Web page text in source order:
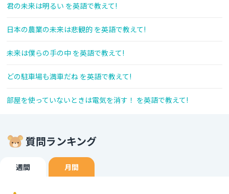
君の未来は明るい を英語で教えて!
日本の農業の未来は悲観的 を英語で教えて!
未来は僕らの手の中 を英語で教えて!
どの駐車場も満車だね を英語で教えて!
部屋を使っていないときは電気を消す！ を英語で教えて!
質問ランキング
週間 月間